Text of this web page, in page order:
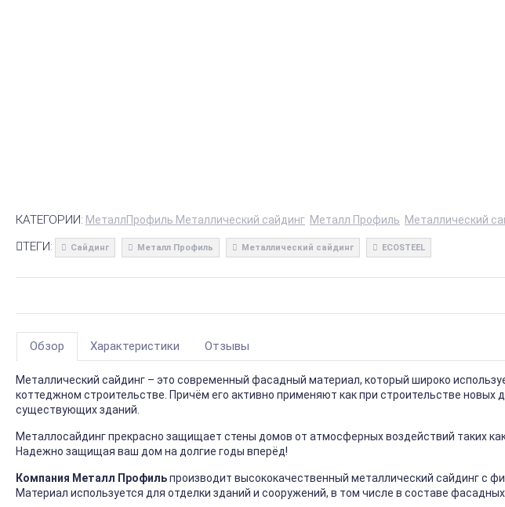
КАТЕГОРИИ: МеталлПрофиль Металлический сайдинг Металл Профиль Металлический
ТЕГИ: Сайдинг Металл Профиль Металлический сайдинг ECOSTEEL
Обзор Характеристики Отзывы
Металлический сайдинг – это современный фасадный материал, который широко
коттеджном строительстве. Причём его активно применяют как при строительстве новых
существующих зданий.
Металлосайдинг прекрасно защищает стены домов от атмосферных воздействий таких
Надежно защищая ваш дом на долгие годы вперёд!
Компания Металл Профильпроизводит высококачественный металлический сайдинг с
Материал используется для отделки зданий и сооружений, в том числе в составе